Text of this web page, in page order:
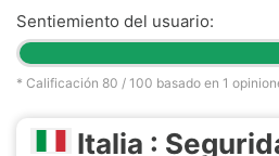
Sentiemiento del usuario:
* Calificación 80 / 100 basado en 1
Italia :